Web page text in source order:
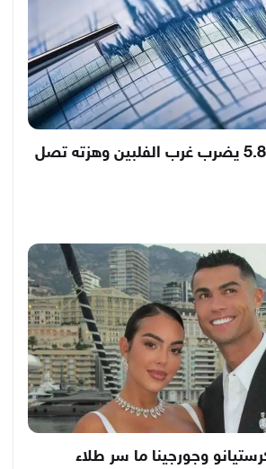
عاجل زلزال بقوة 5.8 يضرب غرب الفلبين وهزته تصل
وجورجينا ما سر طلاء